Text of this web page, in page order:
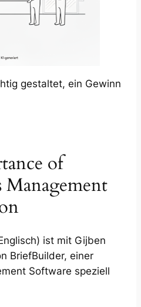
gestaltet, ein Gewinn
of
Management
ist mit Gijben
BriefBuilder, einer
Software speziell